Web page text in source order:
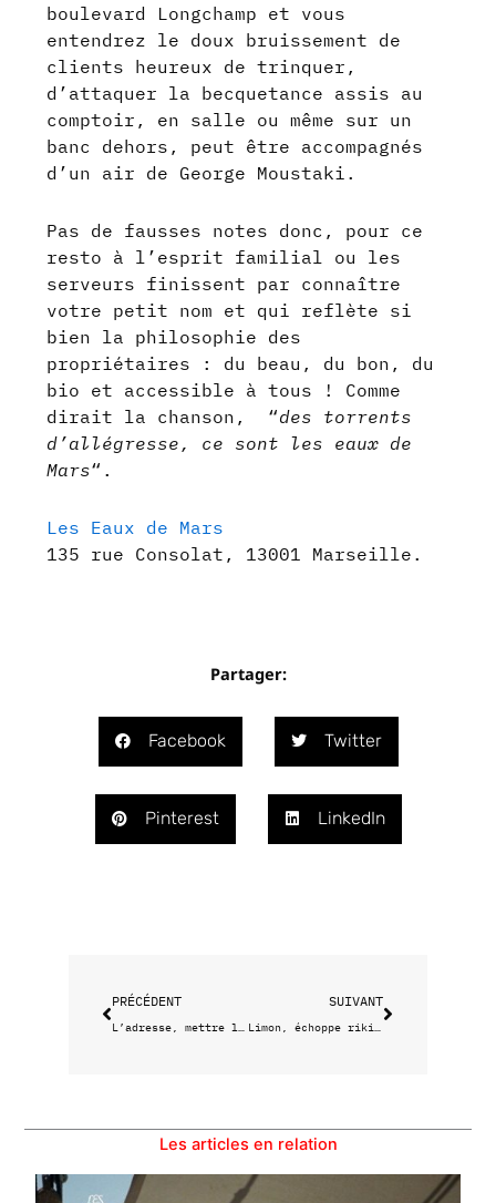
boulevard Longchamp et vous
entendrez le doux bruissement de
clients heureux de trinquer,
d’attaquer la becquetance assis au
comptoir, en salle ou même sur un
banc dehors, peut être accompagnés
d’un air de George Moustaki.
Pas de fausses notes donc, pour ce
resto à l’esprit familial ou les
serveurs finissent par connaître
votre petit nom et qui reflète si
bien la philosophie des
propriétaires : du beau, du bon, du
bio et accessible à tous ! Comme
dirait la chanson, “des torrents
d’allégresse, ce sont les eaux de
Mars“.
Les Eaux de Mars
135 rue Consolat, 13001 Marseille.
Partager:
Facebook Twitter
Pinterest LinkedIn
PRÉCÉDENT
L’adresse, mettre la main à la pâte en bonne compagnie
SUIVANT
Limon, échoppe rikiki et dwichs inouïs
Les articles en relation